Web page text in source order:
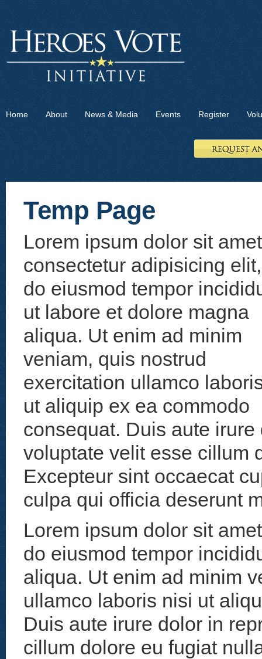
Home About News & Media Events Register
Temp Page
Lorem ipsum dolor sit
consectetur adipisicing
do eiusmod tempor
ut labore et dolore magna
aliqua. Ut enim ad minim
veniam, quis nostrud
exercitation ullamco
ut aliquip ex ea commodo
consequat. Duis aute
voluptate velit esse cillum
Excepteur sint occaecat
culpa qui officia deserunt
Lorem ipsum dolor sit
do eiusmod tempor
aliqua. Ut enim ad minim
ullamco laboris nisi ut
Duis aute irure dolor in
cillum dolore eu fugiat